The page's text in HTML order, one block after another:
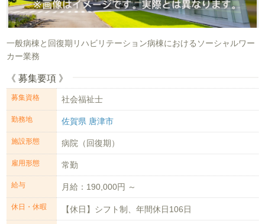
一般病棟と回復期リハビリテーション病棟におけるソーシャルワー
カー業務
《 募集要項 》
募集資格 社会福祉士
勤務地 佐賀県 唐津市
施設形態 病院（回復期）
雇用形態 常勤
給与 月給：190,000円 ～
休日・休暇 【休日】シフト制、年間休日106日